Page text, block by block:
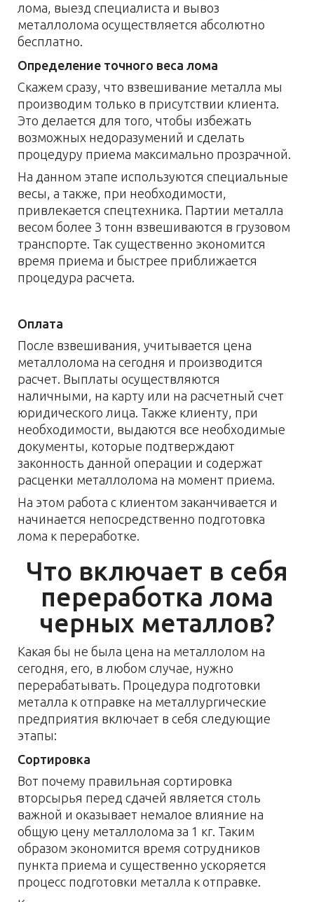
лома, выезд специалиста и вывоз
металлолома осуществляется абсолютно
бесплатно.
Определение точного веса лома
Скажем сразу, что взвешивание металла мы
производим только в присутствии клиента.
Это делается для того, чтобы избежать
возможных недоразумений и сделать
процедуру приема максимально прозрачной.
На данном этапе используются специальные
весы, а также, при необходимости,
привлекается спецтехника. Партии металла
весом более 3 тонн взвешиваются в грузовом
транспорте. Так существенно экономится
время приема и быстрее приближается
процедура расчета.
Оплата
После взвешивания, учитывается цена
металлолома на сегодня и производится
расчет. Выплаты осуществляются
наличными, на карту или на расчетный счет
юридического лица. Также клиенту, при
необходимости, выдаются все необходимые
документы, которые подтверждают
законность данной операции и содержат
расценки металлолома на момент приема.
На этом работа с клиентом заканчивается и
начинается непосредственно подготовка
лома к переработке.
Что включает в себя
переработка лома
черных металлов?
Какая бы не была цена на металлолом на
сегодня, его, в любом случае, нужно
перерабатывать. Процедура подготовки
металла к отправке на металлургические
предприятия включает в себя следующие
этапы:
Сортировка
Вот почему правильная сортировка
вторсырья перед сдачей является столь
важной и оказывает немалое влияние на
общую цену металлолома за 1 кг. Таким
образом экономится время сотрудников
пункта приема и существенно ускоряется
процесс подготовки металла к отправке.